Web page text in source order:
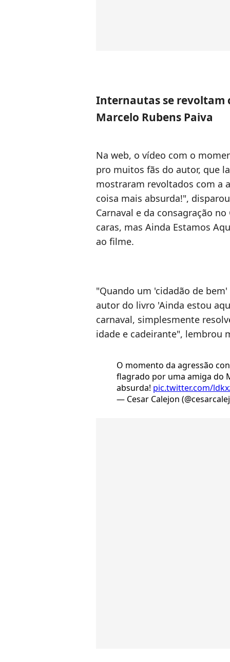
Internautas se revoltam
Marcelo Rubens Paiva
Na web, o vídeo com o
pro muitos fãs do autor, que
mostraram revoltados com a
coisa mais absurda!",
Carnaval e da consagração
caras, mas Ainda Estamos
ao filme.
"Quando um 'cidadão de
autor do livro 'Ainda estou
carnaval, simplesmente
idade e cadeirante", lembrou
O momento da agressão
flagrado por uma amiga do
absurda! pic.twitter.com/
— Cesar Calejon